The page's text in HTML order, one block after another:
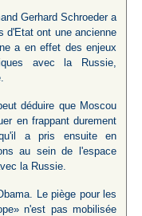
Gerhard Schroeder a
d'Etat ont une ancienne
a en effet des enjeux
avec la Russie,
déduire que Moscou
en frappant durement
a pris ensuite en
au sein de l'espace
la Russie.
Le piège pour les
n'est pas mobilisée